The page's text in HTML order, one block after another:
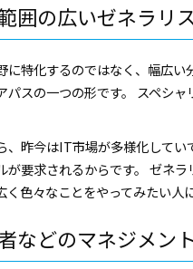
囲の広いゼネラリ
に特化するのではなく、幅広い
パスの一つの形です。 スペシ
、昨今はIT市場が多様化して
が要求されるからです。 ゼネ
く色々なことをやってみたい人
などのマネジメン